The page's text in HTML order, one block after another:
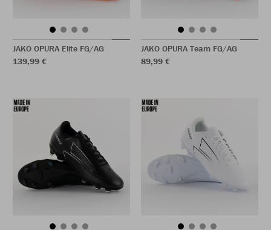
JAKO OPURA Elite FG/AG
139,99 €
JAKO OPURA Team FG/AG
89,99 €